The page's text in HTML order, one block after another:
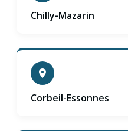
Chilly-Mazarin
Corbeil-Essonnes